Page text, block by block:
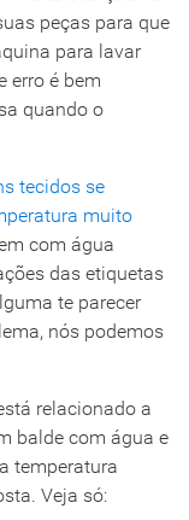
peças para que
para lavar
erro é bem
quando o
tecidos se
muito
com água
das etiquetas
te parecer
nós podemos
relacionado a
balde com água e
temperatura
Veja só: